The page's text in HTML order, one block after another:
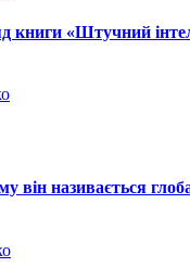
«Штучний
він називається